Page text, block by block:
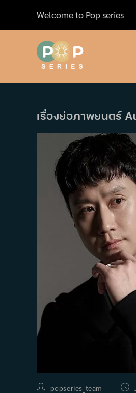
content
Welcome to Pop series
เรื่องย่อภาพยนตร์
Postpopseries_team
Post